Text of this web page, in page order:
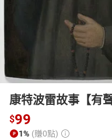
康特波雷故事【有聲
$99
1% (賺0點)